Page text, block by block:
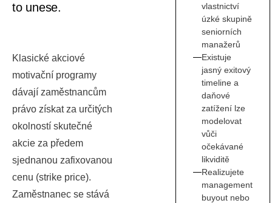
to unese.
Klasické akciové
motivační programy
dávají zaměstnancům
právo získat za určitých
okolností skutečné
akcie za předem
sjednanou zafixovanou
cenu (strike price).
Zaměstnanec se stává
vlastnictví
úzké skupině
seniorních
manažerů
Existuje
jasný exitový
timeline a
daňové
zatížení lze
modelovat
vůči
očekávané
likviditě
Realizujete
management
buyout nebo